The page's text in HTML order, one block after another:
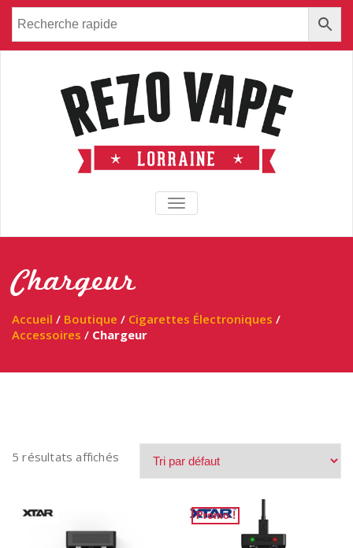
TOGGLE NAVIGATION
Chargeur
Accueil / Boutique / Cigarettes Électroniques /
Accessoires / Chargeur
5 résultats affichés
Promo !